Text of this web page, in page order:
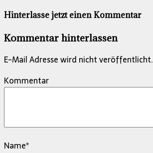
Hinterlasse jetzt einen Kommentar
Kommentar hinterlassen
E-Mail Adresse wird nicht veröffentlicht.
Kommentar
Name*